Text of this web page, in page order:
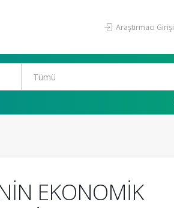
Araştırmacı Girişi
EKONOMİK